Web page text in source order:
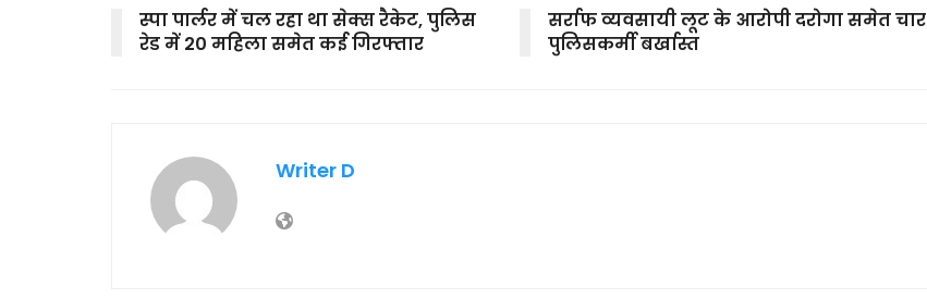
स्पा पार्लर में चल रहा था सेक्स रैकेट, पुलिस
रेड में 20 महिला समेत कई गिरफ्तार
सर्राफ व्यवसायी लूट के आरोपी दरोगा समेत चार
पुलिसकर्मी बर्खास्त
Writer D